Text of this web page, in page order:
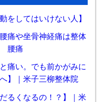
をしてはいけない人】
痛や坐骨神経痛は整体
腰痛
痛い。でも前かがみに
】｜米子三柳整体院
るくなるの！？】｜米